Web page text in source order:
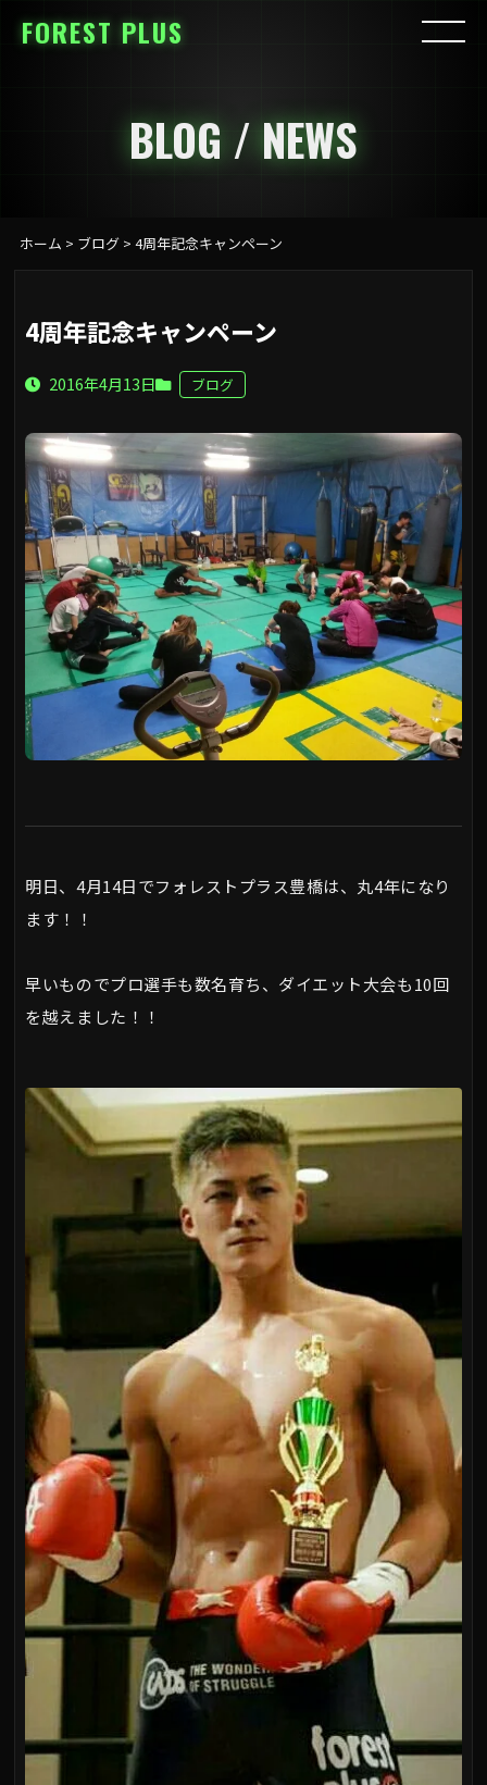
FOREST PLUS
BLOG / NEWS
ホーム > ブログ> 4周年記念キャンペーン
4周年記念キャンペーン
2016年4月13日 ブログ
明日、4月14日でフォレストプラス豊橋は、丸4年になり
ます！！
早いものでプロ選手も数名育ち、ダイエット大会も10回
を越えました！！